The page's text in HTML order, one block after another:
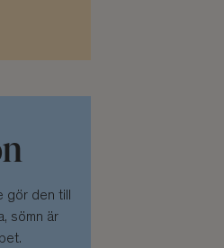
den till
sömn är